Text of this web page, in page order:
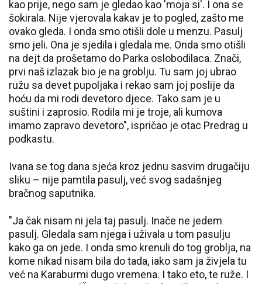
kao prije, nego sam je gledao kao 'moja si'. I ona se
šokirala. Nije vjerovala kakav je to pogled, zašto me
ovako gleda. I onda smo otišli dole u menzu. Pasulj
smo jeli. Ona je sjedila i gledala me. Onda smo otišli
na dejt da prošetamo do Parka oslobodilaca. Znači,
prvi naš izlazak bio je na groblju. Tu sam joj ubrao
ružu sa devet pupoljaka i rekao sam joj poslije da
hoću da mi rodi devetoro djece. Tako sam je u
suštini i zaprosio. Rodila mi je troje, ali kumova
imamo zapravo devetoro", ispričao je otac Predrag u
podkastu.
Ivana se tog dana sjeća kroz jednu sasvim drugačiju
sliku – nije pamtila pasulj, već svog sadašnjeg
bračnog saputnika.
"Ja čak nisam ni jela taj pasulj. Inače ne jedem
pasulj. Gledala sam njega i uživala u tom pasulju
kako ga on jede. I onda smo krenuli do tog groblja, na
kome nikad nisam bila do tada, iako sam ja živjela tu
već na Karaburmi dugo vremena. I tako eto, te ruže. I